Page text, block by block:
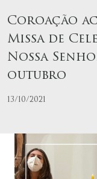
Coroação
Missa de
Nossa
outubro
13/10/2021